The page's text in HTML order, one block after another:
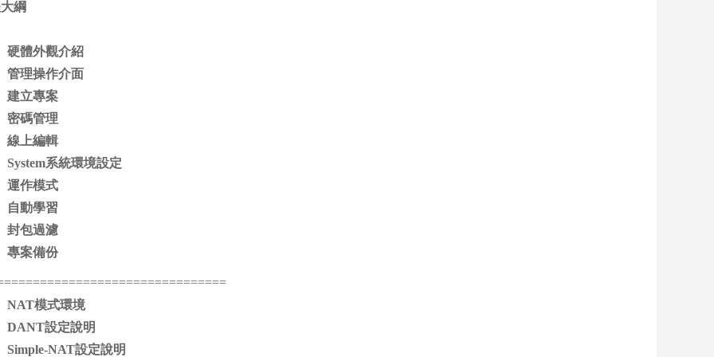
綱
硬體外觀介紹
管理操作介面
建立專案
密碼管理
線上編輯
System系統環境設定
運作模式
自動學習
封包過濾
專案備份
NAT模式環境
DANT設定說明
Simple-NAT設定說明